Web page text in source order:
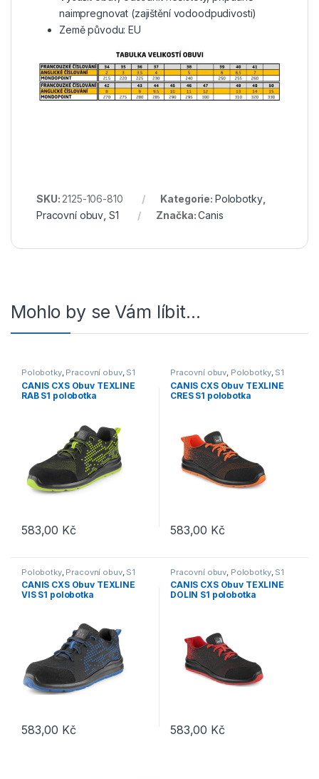
naimpregnovat (zajištění vodoodpudivosti)
Země původu: EU
SKU: 2125-106-810 Kategorie: Polobotky,
Pracovní obuv S1 Značka:Canis
Mohlo by se Vám líbit…
Polobotky, Pracovní obuv, S1
CANIS CXS Obuv TEXLINE
RAB S1 polobotka
583,00 Kč
Tento produkt má více variant. Možnosti lze vybrat na stránce
Pracovní obuv, Polobotky, S1
CANIS CXS Obuv TEXLINE
CRES S1 polobotka
583,00 Kč
Tento produkt má více
Polobotky, Pracovní obuv, S1
CANIS CXS Obuv TEXLINE
VIS S1 polobotka
583,00 Kč
Tento produkt má více variant. Možnosti lze vybrat na stránce
Pracovní obuv Polobotky, S1
CANIS CXS Obuv TEXLINE
DOLIN S1 polobotka
583,00 Kč
Tento produkt má více